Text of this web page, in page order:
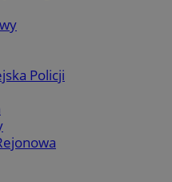
Policji